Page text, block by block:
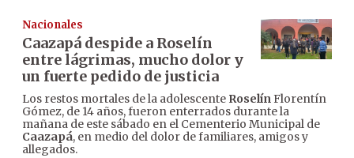
Nacionales
Caazapá despide a Roselín
entre lágrimas, mucho dolor y
un fuerte pedido de justicia
Los restos mortales de la adolescente RoselínFlorentín
Gómez, de 14 años, fueron enterrados durante la
mañana de este sábado en el Cementerio Municipal de
Caazapá, en medio del dolor de familiares, amigos y
allegados.